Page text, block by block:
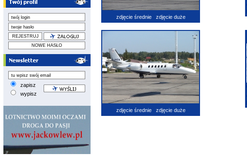
zapisz
wypisz
zdjęcie średnie zdjęcie duże
zdjęcie średnie zdjęcie duże